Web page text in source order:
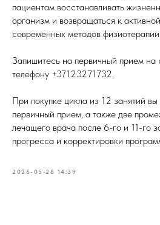
пациентам восстанавливать
организм и возвращаться к
современных методов
Запишитесь на первичный прием на
телефону +37123271732.
При покупке цикла из 12 занятий вы
первичный прием, а также две
лечащего врача после 6-го и 11-го
прогресса и корректировки
2026-05-28 14:39